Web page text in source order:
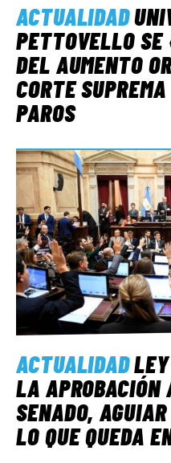
ACTUALIDAD
PETTOVELLO
DEL AUMENTO
CORTE
PAROS
ACTUALIDAD
LA APROBACIÓN
SENADO,
LO QUE QUEDA